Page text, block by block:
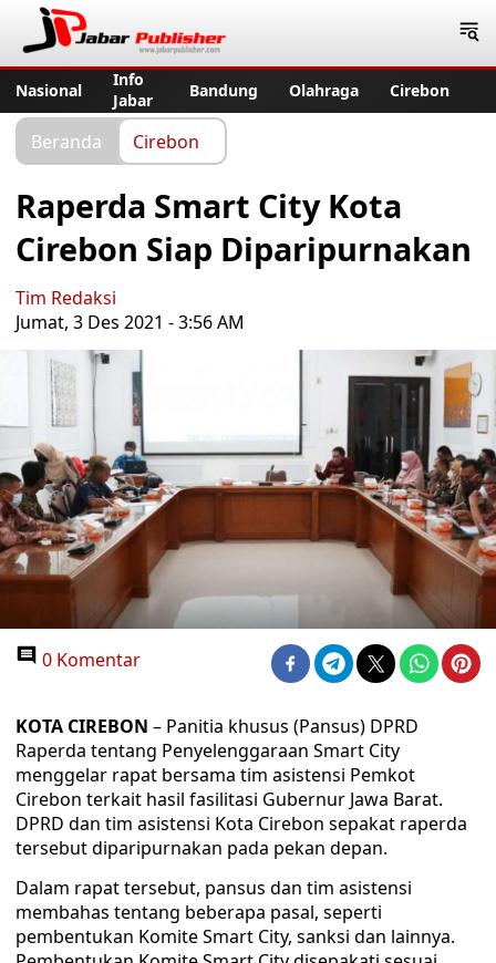
Nasional
Info
Jabar
Bandung Olahraga Cirebon
Beranda Cirebon
Raperda Smart City Kota
Cirebon Siap Diparipurnakan
Tim Redaksi
Jumat, 3 Des 2021 - 3:56 AM
0 Komentar
KOTA CIREBON – Panitia khusus (Pansus) DPRD
Raperda tentang Penyelenggaraan Smart City
menggelar rapat bersama tim asistensi Pemkot
Cirebon terkait hasil fasilitasi Gubernur Jawa Barat.
DPRD dan tim asistensi Kota Cirebon sepakat raperda
tersebut diparipurnakan pada pekan depan.
Dalam rapat tersebut, pansus dan tim asistensi
membahas tentang beberapa pasal, seperti
pembentukan Komite Smart City, sanksi dan lainnya.